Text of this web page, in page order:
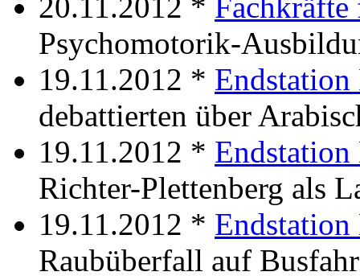
Psychomotorik-
19.11.2012 *
debattierten über
19.11.2012 * Endstation
Richter-Plettenberg als
19.11.2012 * Endstation
Raubüberfall auf